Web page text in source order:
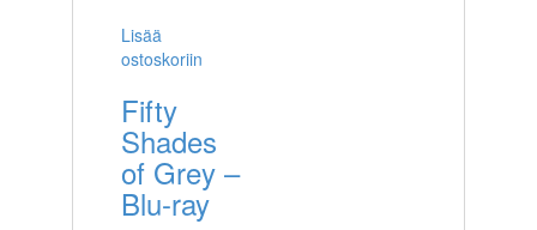
Lisää
ostoskoriin
Fifty
Shades
of Grey –
Blu-ray